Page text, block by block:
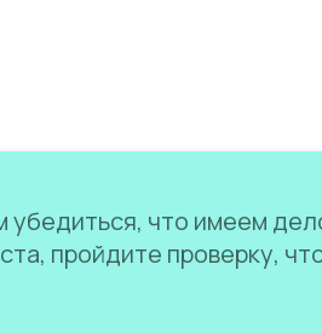
убедиться, что имеем
пройдите проверку,